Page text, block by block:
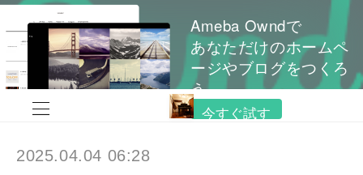
Ameba Owndで
あなただけのホームペ
ージやブログをつくろ
う
今すぐ試す
2025.04.04 06:28